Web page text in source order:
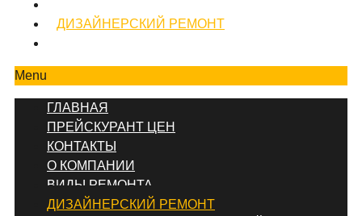
ДИЗАЙНЕРСКИЙ РЕМОНТ
Menu
ГЛАВНАЯ
ПРЕЙСКУРАНТ ЦЕН
КОНТАКТЫ
О КОМПАНИИ
ВИДЫ РЕМОНТА
ДИЗАЙНЕРСКИЙ РЕМОНТ